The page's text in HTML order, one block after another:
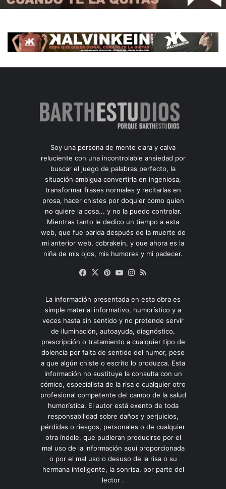
Soy una persona de mente clara y calva
reluciente con una incontrolable ansiedad por
buscar el juego de palabras perfecto, la
situación ambigua convertirla en ingeniosa,
transformar frases normales y recitarlas en
prosa, hacer chistes por doquier como quien
no quiere la cosa... y no la puedo controlar.
Mientras tanto le dedico un tiempo a esta
web, que fue parida después de la muerte de
mi anterior web, cobrakein, y que ahora es la
niña de mis ojos, mis humores y mi padecer.
Facebook
X Pinterest
YouTubeInstagram
La información presentada en esta obra es
simple material informativo, humorístico y a
veces hasta sin sentido y no pretende servir
de iluminación, autoayuda, diagnóstico,
prescripción o tratamiento a cualquier tipo de
dolencia por falta de sentido del humor, pese
a que algún chiste o escrito lo produzca. Esta
información no sustituye la consulta con un
cómico, especialista de la risa o cualquier otro
profesional competente del campo de la salud
humorística. El autor está exento de toda
responsabilidad sobre daños y perjuicios,
pérdidas o riesgos, personales o de cualquier
otra índole, que pudieran producirse por el
mal uso de la información aquí proporcionada
o por el mal uso o desuso de la risa o su
hermana inteligente, la sonrisa, por parte del
lector .